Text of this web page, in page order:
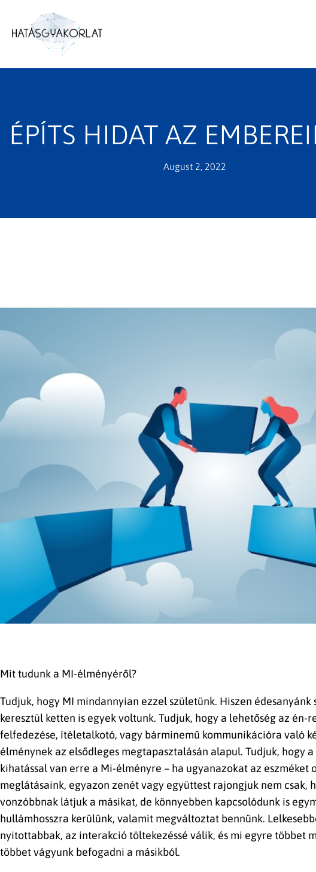
ÉPÍTS HIDAT AZ
August 2, 2022
Mit tudunk a MI-élményéről?
Tudjuk, hogy MI mindannyian ezzel születünk. Hiszen
keresztül ketten is egyek voltunk. Tudjuk, hogy a lehetőség az én-
felfedezése, ítéletalkotó, vagy bárminemű kommunikációra való
élménynek az elsődleges megtapasztalásán alapul. Tudjuk, hogy
kihatással van erre a Mi-élményre – ha ugyanazokat az eszméket
meglátásaink, egyazon zenét vagy együttest rajongjuk nem csak,
vonzóbbnak látjuk a másikat, de könnyebben kapcsolódunk is
hullámhosszra kerülünk, valamit megváltoztat bennünk.
nyitottabbak, az interakció töltekezéssé válik, és mi egyre többet
többet vágyunk befogadni a másikból.